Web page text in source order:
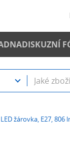
DISKUZNÍ
žárovka, E27,